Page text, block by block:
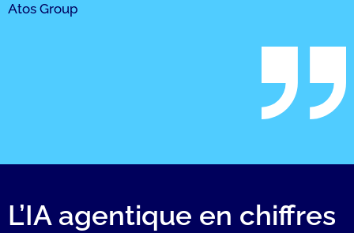
Atos Group
L’IA agentique en chiffres